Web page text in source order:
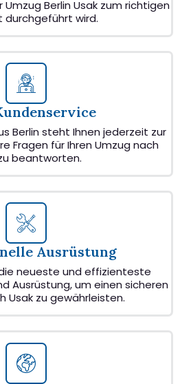
Berlin Usak zum richtigen
durchgeführt wird.
Berlin steht Ihnen jederzeit zur
Fragen für Ihren Umzug nach
beantworten.
Ausrüstung
neueste und effizienteste
Ausrüstung, um einen sicheren
Usak zu gewährleisten.